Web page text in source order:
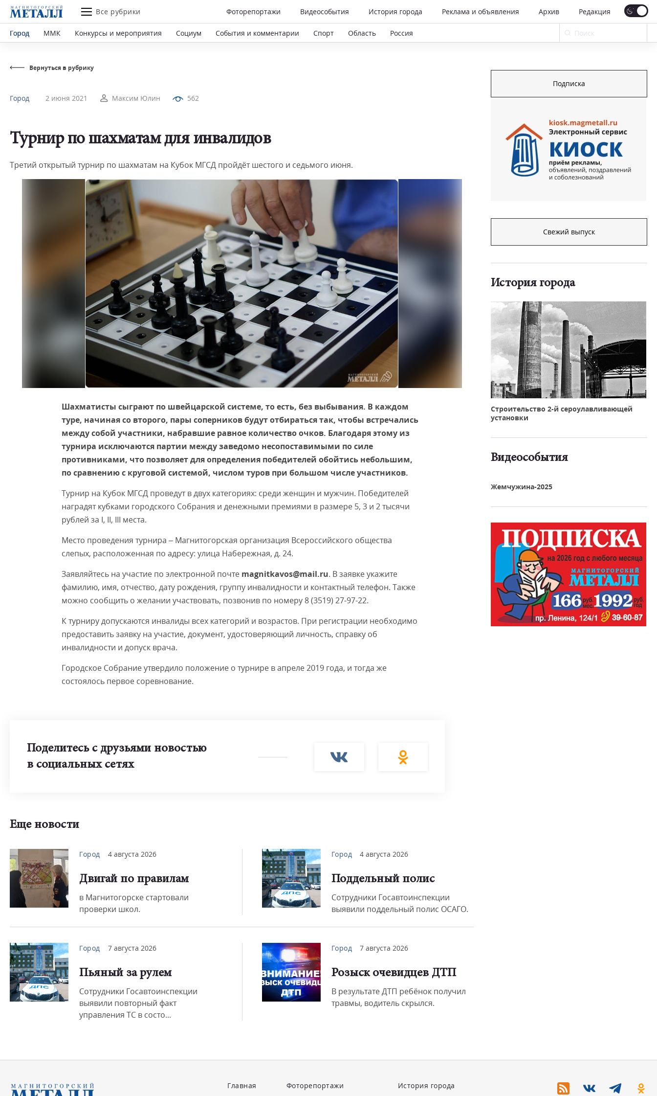
Все рубрики Фоторепортажи Видеособытия История города Реклама и объявления Архив Редакция
Город ММК Конкурсы и мероприятия Социум События и комментарии Спорт Область Россия
Вернуться в рубрику
Город 2 июня 2021 Максим Юлин 562
Турнир по шахматам для инвалидов
Третий открытый турнир по шахматам на Кубок МГСД пройдёт шестого и седьмого июня.
Шахматисты сыграют по швейцарской системе, то есть, без выбывания. В каждом
туре, начиная со второго, пары соперников будут отбираться так, чтобы встречались
между собой участники, набравшие равное количество очков. Благодаря этому из
турнира исключаются партии между заведомо несопоставимыми по силе
противниками, что позволяет для определения победителей обойтись небольшим,
по сравнению с круговой системой, числом туров при большом числе участников.
Турнир на Кубок МГСД проведут в двух категориях: среди женщин и мужчин. Победителей
наградят кубками городского Собрания и денежными премиями в размере 5, 3 и 2 тысячи
рублей за I, II, III места.
Место проведения турнира – Магнитогорская организация Всероссийского общества
слепых, расположенная по адресу: улица Набережная, д. 24.
Заявляйтесь на участие по электронной почте magnitkavos@mail.ru. В заявке укажите
фамилию, имя, отчество, дату рождения, группу инвалидности и контактный телефон. Также
можно сообщить о желании участвовать, позвонив по номеру 8 (3519) 27-97-22.
К турниру допускаются инвалиды всех категорий и возрастов. При регистрации необходимо
предоставить заявку на участие, документ, удостоверяющий личность, справку об
инвалидности и допуск врача.
Городское Собрание утвердило положение о турнире в апреле 2019 года, и тогда же
состоялось первое соревнование.
Поделитесь с друзьями новостью
в социальных сетях
Еще новости
Город 4 августа 2026
Двигай по правилам
в Магнитогорске стартовали
проверки школ.
Город 4 августа 2026
Поддельный полис
Сотрудники Госавтоинспекции
выявили поддельный полис ОСАГО.
Город 7 августа 2026
Пьяный за рулем
Сотрудники Госавтоинспекции
выявили повторный факт
управления ТС в состо...
Город 7 августа 2026
Розыск очевидцев ДТП
В результате ДТП ребёнок получил
травмы, водитель скрылся.
Подписка
Свежий выпуск
История города
Строительство 2-й сероулавливающей
установки
Видеособытия
Жемчужина-2025
Главная Фоторепортажи История города